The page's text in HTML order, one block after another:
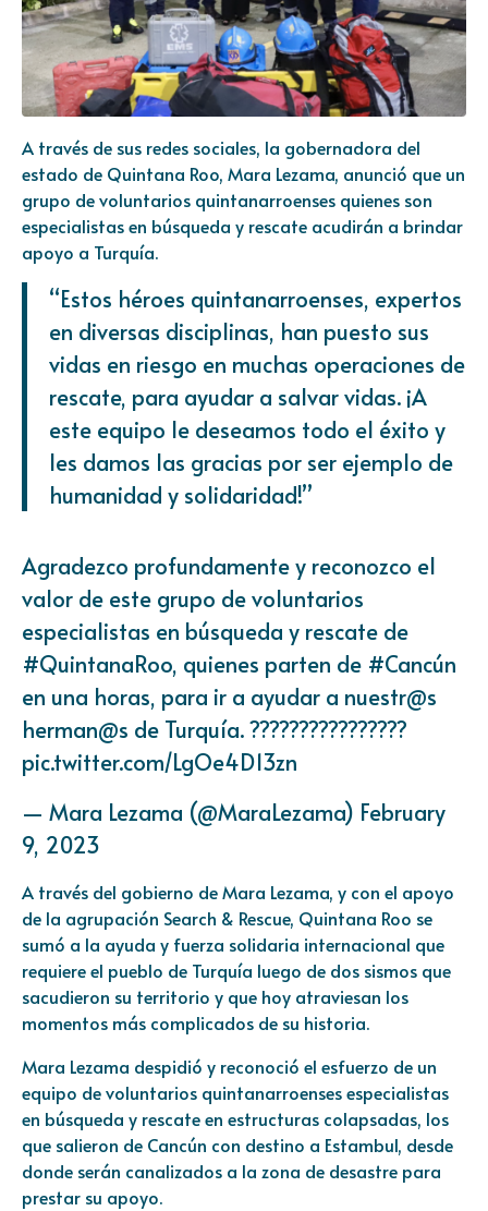
A través de sus redes sociales, la gobernadora del
estado de Quintana Roo, Mara Lezama, anunció que un
grupo de voluntarios quintanarroenses quienes son
especialistas en búsqueda y rescate acudirán a brindar
apoyo a Turquía.
“Estos héroes quintanarroenses, expertos
en diversas disciplinas, han puesto sus
vidas en riesgo en muchas operaciones de
rescate, para ayudar a salvar vidas. ¡A
este equipo le deseamos todo el éxito y
les damos las gracias por ser ejemplo de
humanidad y solidaridad!”
Agradezco profundamente y reconozco el
valor de este grupo de voluntarios
especialistas en búsqueda y rescate de
#QuintanaRoo, quienes parten de #Cancún
en una horas, para ir a ayudar a nuestr@s
herman@s de Turquía. ????????????????
pic.twitter.com/LgOe4D13zn
— Mara Lezama (@MaraLezama) February
9, 2023
A través del gobierno de Mara Lezama, y con el apoyo
de la agrupación Search & Rescue, Quintana Roo se
sumó a la ayuda y fuerza solidaria internacional que
requiere el pueblo de Turquía luego de dos sismos que
sacudieron su territorio y que hoy atraviesan los
momentos más complicados de su historia.
Mara Lezama despidió y reconoció el esfuerzo de un
equipo de voluntarios quintanarroenses especialistas
en búsqueda y rescate en estructuras colapsadas, los
que salieron de Cancún con destino a Estambul, desde
donde serán canalizados a la zona de desastre para
prestar su apoyo.